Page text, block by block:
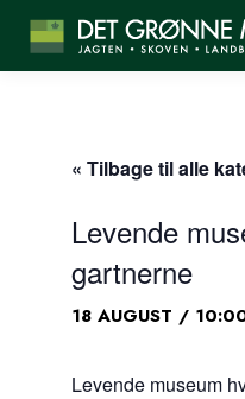
« Tilbage til alle
Levende
gartnerne
18 AUGUST /
Levende museum